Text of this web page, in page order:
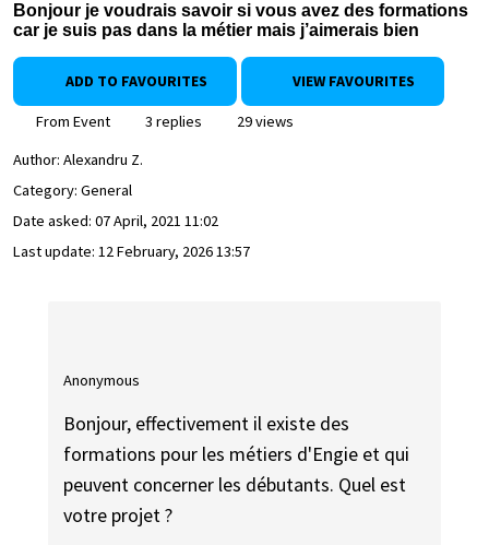
Bonjour je voudrais savoir si vous avez des formations
car je suis pas dans la métier mais j’aimerais bien
ADD TO FAVOURITES VIEW FAVOURITES
From Event 3 replies
29 views
Author: Alexandru Z.
Category: General
Date asked: 07 April, 2021 11:02
Last update: 12 February, 2026 13:57
Anonymous
Bonjour, effectivement il existe des
formations pour les métiers d'Engie et qui
peuvent concerner les débutants. Quel est
votre projet ?